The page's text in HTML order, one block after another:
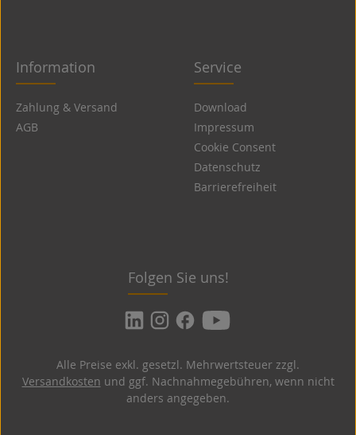
Information
Zahlung & Versand
AGB
Service
Download
Impressum
Cookie Consent
Datenschutz
Barrierefreiheit
Folgen Sie uns!
Alle Preise exkl. gesetzl. Mehrwertsteuer zzgl.
Versandkosten und ggf. Nachnahmegebühren, wenn nicht
anders angegeben.